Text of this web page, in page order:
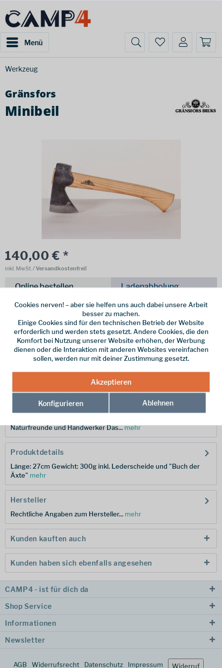
Menü
Werkzeug
Gränsfors
Minibeil
140,00 € *
inkl. MwSt./ Versandkostenfrei!
Online bestellen Ladenabholung
vorrätig | Lieferzeit 1-3 Werktage
In den Warenkorb
Merken
Hersteller-Nr.: 410
Beschreibung
Naturfreunde und Handwerker Das...mehr
Produktdetails
Länge: 27cm Gewicht: 300g inkl. Lederscheide und "Buch der
Äxte" mehr
Hersteller
Rechtliche Angaben zum Hersteller... mehr
Kunden kauften auch
Kunden haben sich ebenfalls angesehen
CAMP4 - ist für dich da
Shop Service
Informationen
Newsletter
AGB Widerrufsrecht Datenschutz Impressum Widerruf
Cookies nerven! – aber sie helfen uns auch dabei unsere Arbeit
besser zu machen.
Einige Cookies sind für den technischen Betrieb der Website
erforderlich und werden stets gesetzt. Andere Cookies, die den
Komfort bei Nutzung unserer Website erhöhen, der Werbung
dienen oder die Interaktion mit anderen Websites vereinfachen
sollen, werden nur mit deiner Zustimmung gesetzt.
Akzeptieren
Konfigurieren Ablehnen